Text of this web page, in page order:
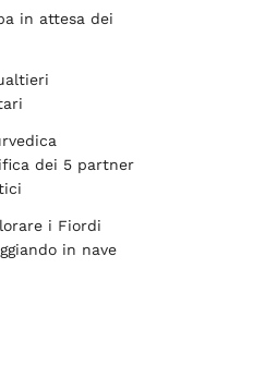
in attesa dei
dei 5 partner
i Fiordi
in nave